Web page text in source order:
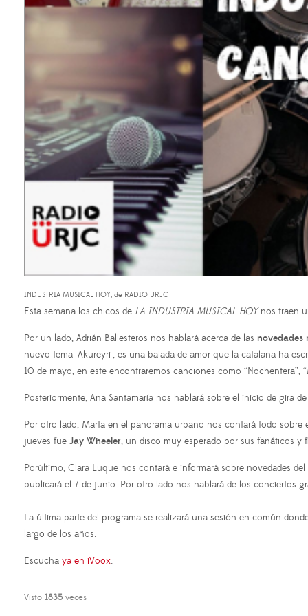
INDUSTRIA MUSICAL HOY, de RADIO URJC
Esta semana los chicos de LA INDUSTRIA MUSICAL HOYnos traen
Por un lado, Adrián Ballesteros nos hablará acerca de las novedades
nuevo tema "Akureyri", es una balada de amor que la catalana ha
10 de mayo, en este encontraremos canciones como “Nochentera”,
Posteriormente, Ana Santamaría nos hablará sobre el inicio de gira
Por otro lado, Marta en el panorama urbano nos contará todo
jueves fue Jay Wheeler, un disco muy esperado por sus fanáticos y
Porúltimo, Clara Luque nos contará e informará sobre novedades
publicará el 7 de junio. Por otro lado nos hablará de los conciertos
La última parte del programa se realizará una sesión en común
largo de los años.
Escucha ya en iVoox.
Visto 1835veces